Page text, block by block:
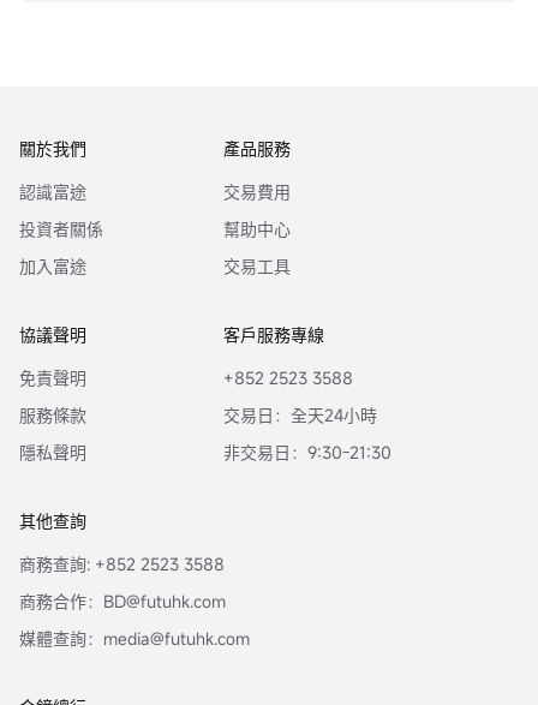
關於我們
認識富途
投資者關係
加入富途
產品服務
交易費用
幫助中心
交易工具
協議聲明
免責聲明
服務條款
隱私聲明
客戶服務專線
+852 2523 3588
交易日：全天24小時
非交易日：9:30-21:30
其他查詢
商務查詢: +852 2523 3588
商務合作：BD@futuhk.com
媒體查詢：media@futuhk.com